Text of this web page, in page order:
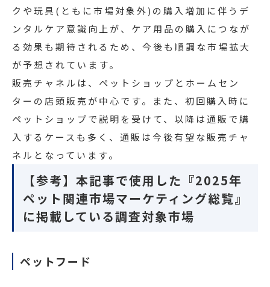
クや玩具(ともに市場対象外)の購入増加に伴うデ
ンタルケア意識向上が、ケア用品の購入につなが
る効果も期待されるため、今後も順調な市場拡大
が予想されています。
販売チャネルは、ペットショップとホームセン
ターの店頭販売が中心です。また、初回購入時に
ペットショップで説明を受けて、以降は通販で購
入するケースも多く、通販は今後有望な販売チャ
ネルとなっています。
【参考】本記事で使用した『2025年
ペット関連市場マーケティング総覧』
に掲載している調査対象市場
ペットフード